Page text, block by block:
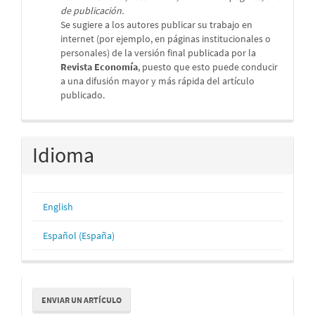
de publicación.
Se sugiere a los autores publicar su trabajo en
internet (por ejemplo, en páginas institucionales o
personales) de la versión final publicada por la
Revista Economía, puesto que esto puede conducir
a una difusión mayor y más rápida del artículo
publicado.
Idioma
English
Español (España)
Enviar
ENVIAR UN ARTÍCULO